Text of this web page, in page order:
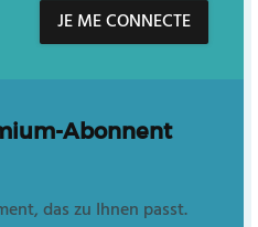
JE ME CONNECTE
Abonnent
das zu Ihnen passt.